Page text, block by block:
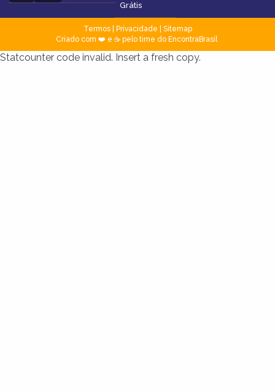
Grátis
Termos| Privacidade
Sitemap
Criado com ❤️ e ☕ pelo time do EncontraBrasil
Statcounter code invalid. Insert a fresh copy.